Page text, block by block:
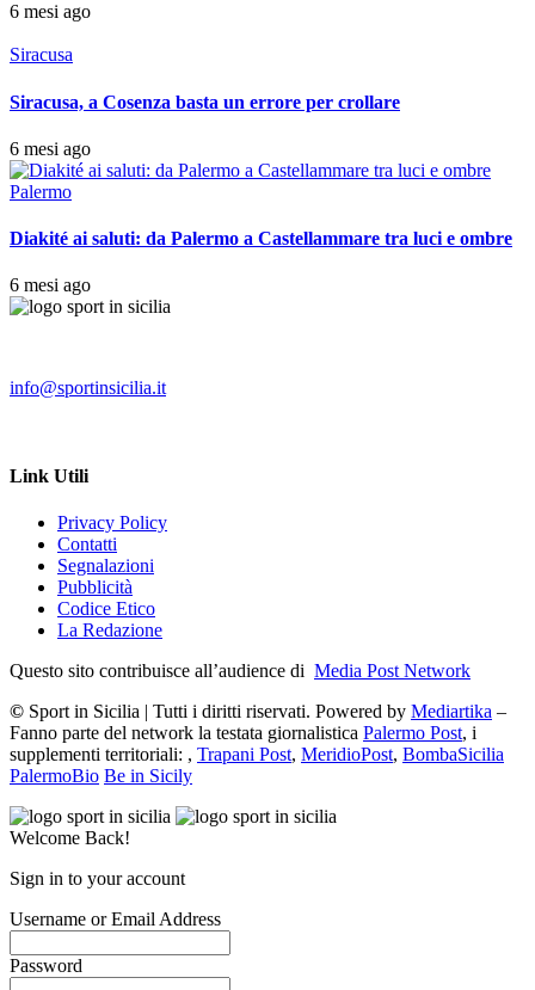
6 mesi ago
Siracusa
Siracusa, a Cosenza basta un errore per crollare
6 mesi ago
Palermo
Diakité ai saluti: da Palermo a Castellammare tra luci e ombre
6 mesi ago
info@sportinsicilia.it
Link Utili
Privacy Policy
Contatti
Segnalazioni
Pubblicità
Codice Etico
La Redazione
Questo sito contribuisce all’audience di Media Post Network
© Sport in Sicilia | Tutti i diritti riservati. Powered by Mediartika –
Fanno parte del network la testata giornalistica Palermo Post, i
supplementi territoriali: , Trapani Post, MeridioPost, BombaSicilia
PalermoBio Be in Sicily
Welcome Back!
Sign in to your account
Username or Email Address
Password